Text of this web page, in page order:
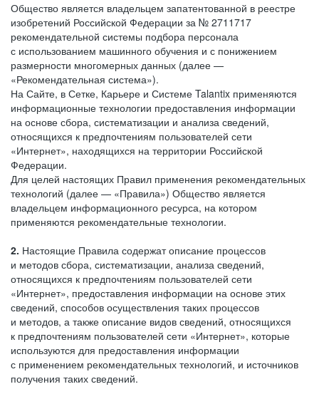
Общество является владельцем запатентованной в реестре
изобретений Российской Федерации за № 2711717
рекомендательной системы подбора персонала
с использованием машинного обучения и с понижением
размерности многомерных данных (далее —
«Рекомендательная система»).
На Сайте, в Сетке, Карьере и Системе Talantix применяются
информационные технологии предоставления информации
на основе сбора, систематизации и анализа сведений,
относящихся к предпочтениям пользователей сети
«Интернет», находящихся на территории Российской
Федерации.
Для целей настоящих Правил применения рекомендательных
технологий (далее — «Правила») Общество является
владельцем информационного ресурса, на котором
применяются рекомендательные технологии.
2. Настоящие Правила содержат описание процессов
и методов сбора, систематизации, анализа сведений,
относящихся к предпочтениям пользователей сети
«Интернет», предоставления информации на основе этих
сведений, способов осуществления таких процессов
и методов, а также описание видов сведений, относящихся
к предпочтениям пользователей сети «Интернет», которые
используются для предоставления информации
с применением рекомендательных технологий, и источников
получения таких сведений.